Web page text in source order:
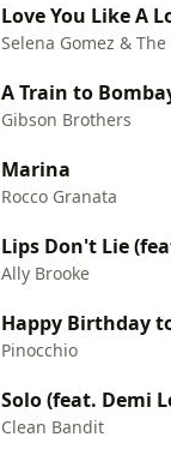
Love You Like A
Selena Gomez & The
A Train to
Gibson Brothers
Marina
Rocco Granata
Lips Don't Lie
Ally Brooke
Happy Birthday
Pinocchio
Solo (feat. Demi
Clean Bandit